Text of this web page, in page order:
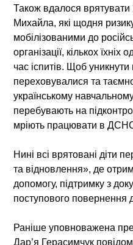
Також вдалося врятувати
Михайла, які щодня
мобілізованими до
організації, кількох їхніх
час іспитів. Щоб уникнути
переховувалися та
українському
перебувають на
мріють працювати в
Нині всі врятовані діти
та відновлення», де
допомогу, підтримку з
поступового повернення
Раніше уповноважена
Дар’я Герасимчук